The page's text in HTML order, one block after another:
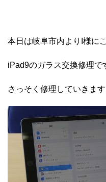
本日は岐阜市内よりI様に
iPad9のガラス交換修理で
さっそく修理していきます